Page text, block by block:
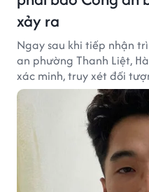
xảy ra
Ngay sau khi tiếp nhận
an phường Thanh Liệt,
xác minh, truy xét đối
giật tài sản xảy ra tại